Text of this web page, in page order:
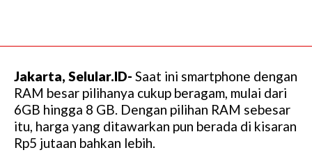
Jakarta, Selular.ID- Saat ini smartphone dengan
RAM besar pilihanya cukup beragam, mulai dari
6GB hingga 8 GB. Dengan pilihan RAM sebesar
itu, harga yang ditawarkan pun berada di kisaran
Rp5 jutaan bahkan lebih.